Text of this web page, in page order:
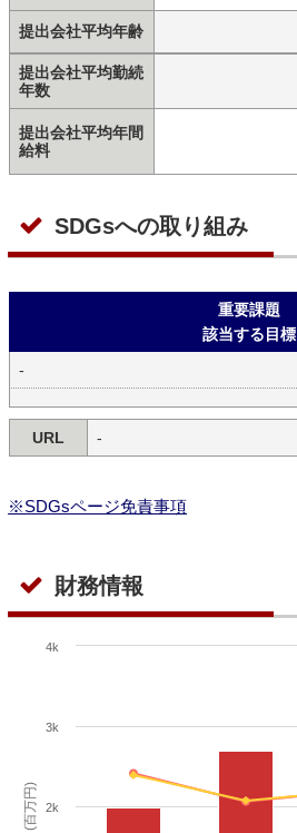
提出会社平均年齢
提出会社平均勤続
年数
提出会社平均年間
給料
SDGsへの取り組み
重要課題
該当する目標
-
URL -
※SDGsページ免責事項
財務情報
(百万円) 2k
3k
4k